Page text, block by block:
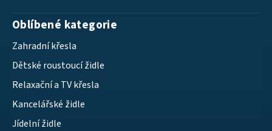
Oblíbené kategorie
Zahradní křesla
Dětské roustoucí židle
Relaxační a TV křesla
Kancelářské židle
Jídelní židle